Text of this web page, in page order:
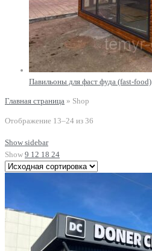
Павильоны для фаст фуда (fast-food)
Главная страница » Shop
Отображение 13–24 из 36
Show sidebar
Show 9 12 18 24